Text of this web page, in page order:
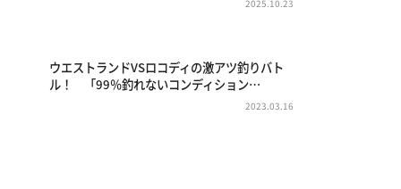
2025.10.23
ウエストランドVSロコディの激アツ釣りバト
ル！ 「99％釣れないコンディション…
2023.03.16